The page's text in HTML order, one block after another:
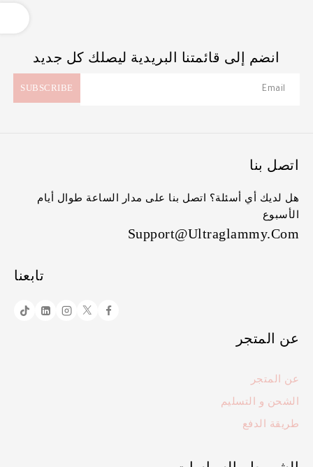
انضم إلى قائمتنا البريدية ليصلك كل جديد
اتصل بنا
هل لديك أي أسئلة؟ اتصل بنا على مدار الساعة طوال أيام
الأسبوع
Support@ultraglammy.com
تابعنا
عن المتجر
عن المتجر
الشحن و التسليم
طريقة الدفع